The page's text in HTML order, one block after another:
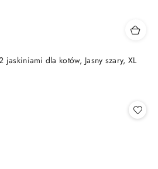
dla kotów, Jasny szary, XL